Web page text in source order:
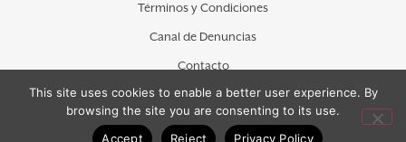
Términos y Condiciones
Canal de Denuncias
Contacto
This site uses cookies to enable a better user experience. By
browsing the site you are consenting to its use.
Accept
Reject Privacy Policy